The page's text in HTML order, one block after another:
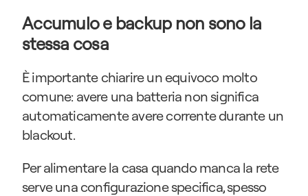
Accumulo e backup non sono la
stessa cosa
È importante chiarire un equivoco molto
comune: avere una batteria non significa
automaticamente avere corrente durante un
blackout.
Per alimentare la casa quando manca la rete
serve una configurazione specifica, spesso